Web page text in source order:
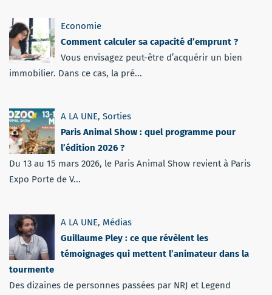
Economie
Comment calculer sa capacité d’emprunt ?
Vous envisagez peut-être d’acquérir un bien
immobilier. Dans ce cas, la pré...
A LA UNE, Sorties
Paris Animal Show : quel programme pour
l’édition 2026 ?
Du 13 au 15 mars 2026, le Paris Animal Show revient à Paris
Expo Porte de V...
A LA UNE, Médias
Guillaume Pley : ce que révèlent les
témoignages qui mettent l’animateur dans la
tourmente
Des dizaines de personnes passées par NRJ et Legend